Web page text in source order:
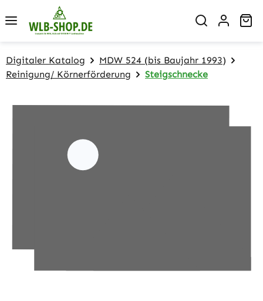
Zum Hauptinhalt springen
Digitaler Katalog
MDW 524 (bis Baujahr 1993)
Reinigung/ Körnerförderung
Steigschnecke
Bildergalerie überspringen